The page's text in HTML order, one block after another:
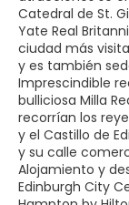
Catedral de St.
Yate Real
ciudad más
y es también
Imprescindible
bulliciosa Milla
recorrían los
y el Castillo de
y su calle
Alojamiento y
Edinburgh City